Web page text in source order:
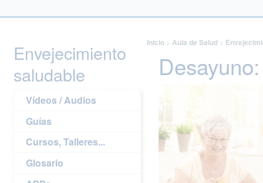
Envejecimiento
saludable
Vídeos / Audios
Guías
Cursos, Talleres...
Glosario
Inicio> Aula de Salud>